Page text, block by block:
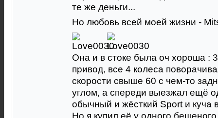
те же деньги...
Но любовь всей моей жизни -
Она и в стоке была оч хороша :
привод, все 4 колеса
скорости свыше 60 с чем-то
углом, а спереди выезжал ещё
обычный и жёсткий Sport и куча
Но я купил её у одного